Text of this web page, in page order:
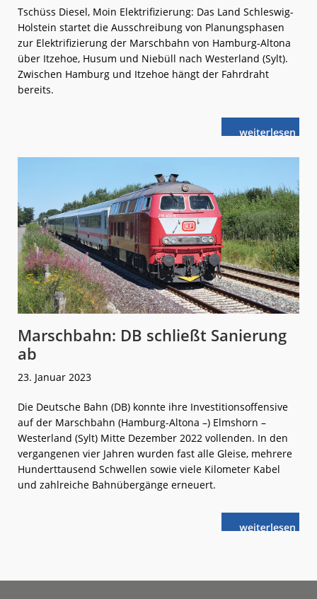
Tschüss Diesel, Moin Elektrifizierung: Das Land Schleswig-
Holstein startet die Ausschreibung von Planungsphasen
zur Elektrifizierung der Marschbahn von Hamburg-Altona
über Itzehoe, Husum und Niebüll nach Westerland (Sylt).
Zwischen Hamburg und Itzehoe hängt der Fahrdraht
bereits.
weiterlese
nMarschbahn:
Marschbahn: DB schließt Sanierung
ab
23. Januar 2023
Die Deutsche Bahn (DB) konnte ihre Investitionsoffensive
auf der Marschbahn (Hamburg-Altona –) Elmshorn –
Westerland (Sylt) Mitte Dezember 2022 vollenden. In den
vergangenen vier Jahren wurden fast alle Gleise, mehrere
Hunderttausend Schwellen sowie viele Kilometer Kabel
und zahlreiche Bahnübergänge erneuert.
weiterlese
nMarschbahn: